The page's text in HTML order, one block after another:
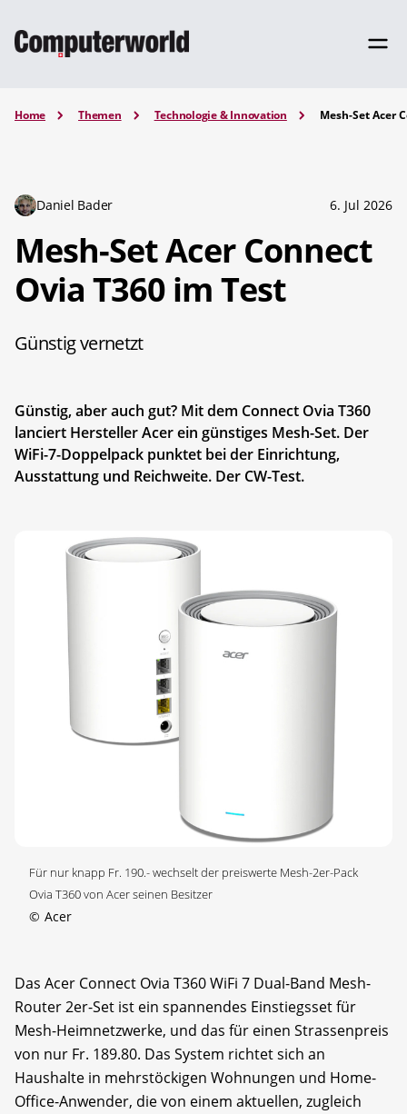
Home Themen Technologie & Innovation Mesh-Set Acer
Daniel Bader 6. Jul 2026
Mesh-Set Acer Connect
Ovia T360 im Test
Günstig vernetzt
Günstig, aber auch gut? Mit dem Connect Ovia T360
lanciert Hersteller Acer ein günstiges Mesh-Set. Der
WiFi-7-Doppelpack punktet bei der Einrichtung,
Ausstattung und Reichweite. Der CW-Test.
Für nur knapp Fr. 190.- wechselt der preiswerte Mesh-2er-Pack
Ovia T360 von Acer seinen Besitzer
© Acer
Das Acer Connect Ovia T360 WiFi 7 Dual-Band Mesh-
Router 2er-Set ist ein spannendes Einstiegsset für
Mesh-Heimnetzwerke, und das für einen Strassenpreis
von nur Fr. 189.80. Das System richtet sich an
Haushalte in mehrstöckigen Wohnungen und Home-
Office-Anwender, die von einem aktuellen, zugleich